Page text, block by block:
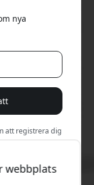
webbplats
nya
att registrera dig